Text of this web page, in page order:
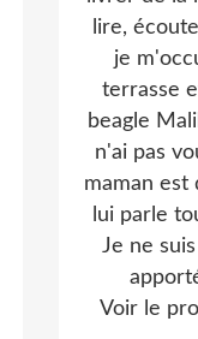
lire,
je
terrasse
beagle
n'ai pas
maman est
lui parle
Je ne
Voir le